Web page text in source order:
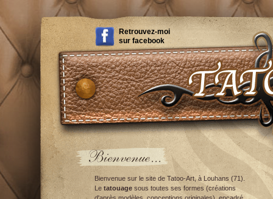
Retrouvez-moi
sur facebook
Bienvenue sur le site de Tatoo-Art, à Louhans (71).
Le tatouage sous toutes ses formes (créations